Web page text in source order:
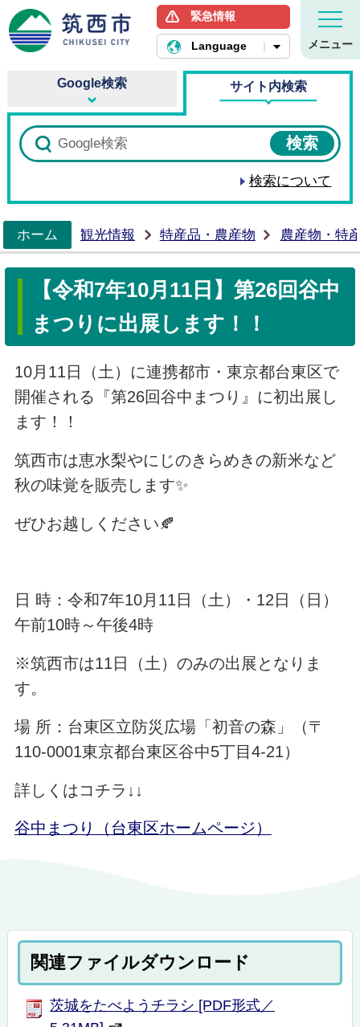
筑西市ホームページ
緊急情報
Language メニュー
Google検索 サイト内検索
検索について
ホーム
観光情報 特産品・農産物 農産物・特
【令和7年10月11日】第26回谷中
まつりに出展します！！
10月11日（土）に連携都市・東京都台東区で
開催される『第26回谷中まつり』に初出展し
ます！！
筑西市は恵水梨やにじのきらめきの新米など
秋の味覚を販売します✨
ぜひお越しください🍂
日 時：令和7年10月11日（土）・12日（日）
午前10時～午後4時
※筑西市は11日（土）のみの出展となりま
す。
場 所：台東区立防災広場「初音の森」（〒
110-0001東京都台東区谷中5丁目4-21）
詳しくはコチラ↓↓
谷中まつり（台東区ホームページ）
関連ファイルダウンロード
茨城をたべようチラシ [PDF形式／